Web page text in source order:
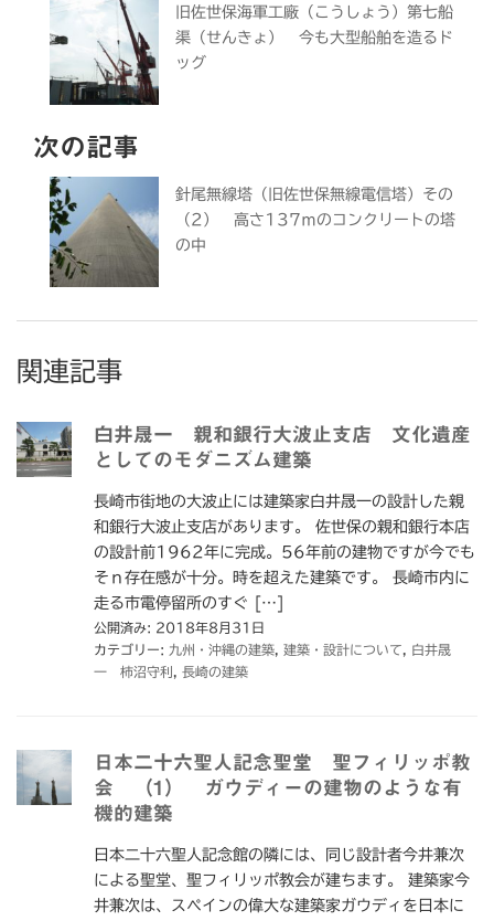
旧佐世保海軍工廠（こうしょう）第七船
渠（せんきょ） 今も大型船舶を造るド
ッグ
次の記事
針尾無線塔（旧佐世保無線電信塔）その
（2） 高さ137ｍのコンクリートの塔
の中
関連記事
白井晟一 親和銀行大波止支店 文化遺産
としてのモダニズム建築
長崎市街地の大波止には建築家白井晟一の設計した親
和銀行大波止支店があります。 佐世保の親和銀行本店
の設計前1962年に完成。56年前の建物ですが今でも
そｎ存在感が十分。時を超えた建築です。 長崎市内に
走る市電停留所のすぐ […]
公開済み: 2018年8月31日
カテゴリー: 九州・沖縄の建築 建築・設計について
白井晟
一 柿沼守利
長崎の建築
日本二十六聖人記念聖堂 聖フィリッポ教
会 （1） ガウディーの建物のような有
機的建築
日本二十六聖人記念館の隣には、同じ設計者今井兼次
による聖堂、聖フィリッポ教会が建ちます。 建築家今
井兼次は、スペインの偉大な建築家ガウディを日本に